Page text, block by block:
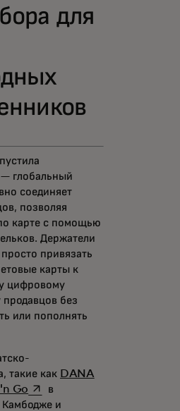
для
глобальный
соединяет
позволяя
карте с помощью
Держатели
привязать
карты к
цифровому
без
или пополнять
такие как DANAopens in a new
Go opens in a new tab
в
in a new tab
Камбодже и